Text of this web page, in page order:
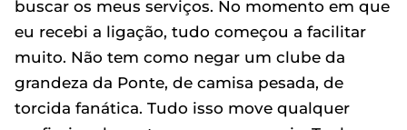
buscar os meus serviços. No momento em que
eu recebi a ligação, tudo começou a facilitar
muito. Não tem como negar um clube da
grandeza da Ponte, de camisa pesada, de
torcida fanática. Tudo isso move qualquer